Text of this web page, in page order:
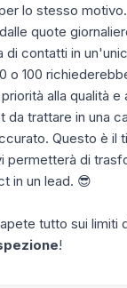
lo stesso motivo.
quote
di contatti in
o 100
alla qualità e
da trattare in una
Questo è il
permetterà di
in un lead. 😎
tutto sui limiti
!